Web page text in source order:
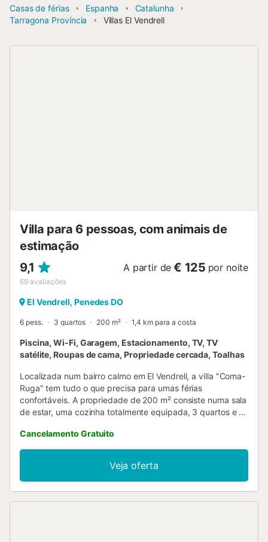
Casas de férias Espanha
Catalunha
Tarragona Província
Villas El Vendrell
Villa para 6 pessoas, com animais de
estimação
9,1
69 avaliações
A partir de € 125 por noite
El Vendrell, Penedes DO
6 pess. 3 quartos 200 m² 1,4 km para a costa
Piscina, Wi-Fi, Garagem, Estacionamento, TV, TV
satélite, Roupas de cama, Propriedade cercada, Toalhas
Localizada num bairro calmo em El Vendrell, a villa "Coma-
Ruga" tem tudo o que precisa para umas férias
confortáveis. A propriedade de 200 m² consiste numa sala
de estar, uma cozinha totalmente equipada, 3 quartos e 1
acomodar 6 pessoas. As comodidades disponíveis incluem
Wi-Fi de alta velocidade (adequado para chamadas de
vídeo), uma televisão, um ventilador, uma máquina de
lavar roupa, uma máquina de secar e uma máquina de
café. É também fornecido um berço para bebés. A sua
Cancelamento Gratuito
Veja oferta